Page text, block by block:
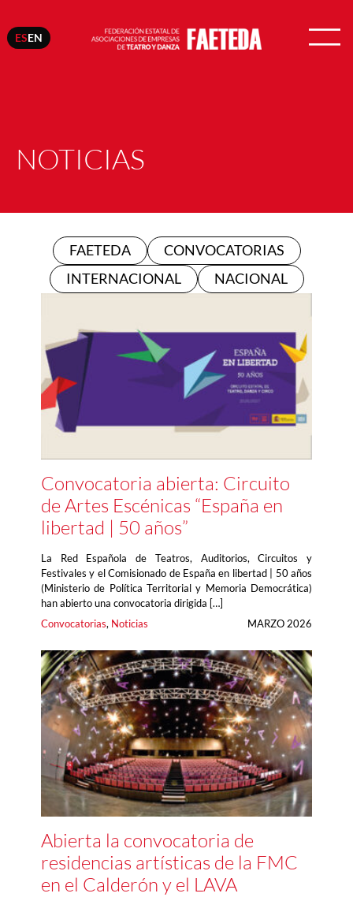
ESEN
NOTICIAS
FAETEDA
CONVOCATORIAS
INTERNACIONAL
NACIONAL
Convocatoria abierta: Circuito
de Artes Escénicas “España en
libertad | 50 años”
La Red Española de Teatros, Auditorios, Circuitos y
Festivales y el Comisionado de España en libertad | 50 años
(Ministerio de Política Territorial y Memoria Democrática)
han abierto una convocatoria dirigida […]
Convocatorias, Noticias MARZO 2026
Abierta la convocatoria de
residencias artísticas de la FMC
en el Calderón y el LAVA